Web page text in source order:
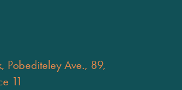
Pobediteley Ave., 89,
11